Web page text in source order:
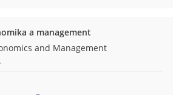
a management
and Management